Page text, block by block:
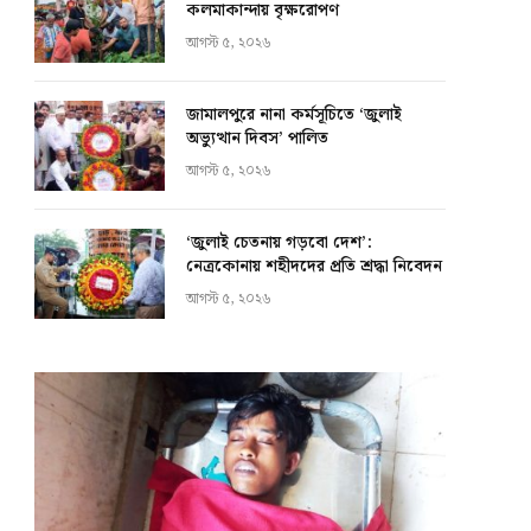
কলমাকান্দায় বৃক্ষরোপণ
আগস্ট ৫, ২০২৬
জামালপুরে নানা কর্মসূচিতে ‘জুলাই
অভ্যুত্থান দিবস’ পালিত
আগস্ট ৫, ২০২৬
‘জুলাই চেতনায় গড়বো দেশ’:
নেত্রকোনায় শহীদদের প্রতি শ্রদ্ধা নিবেদন
আগস্ট ৫, ২০২৬